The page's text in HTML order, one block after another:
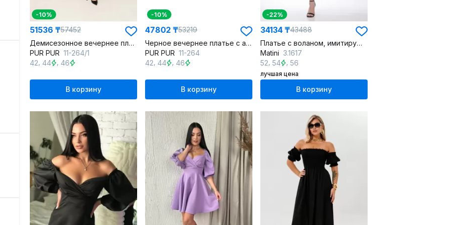
-10%
51536 ₸57452
Демисезонное вечернее платье макси с асимметричным вырезом и драпировкой
PUR PUR 11-264/1
42 44 46
В корзину
-10%
47802 ₸53219
Черное вечернее платье с асимметричным вырезом и разрезом
PUR PUR 11-264
42 44 46
В корзину
-22%
34134 ₸43488
Платье с воланом, имитирующим рукав-крыло из текстиля
Matini 3.1617
52 54 ,56
лучшая цена
В корзину